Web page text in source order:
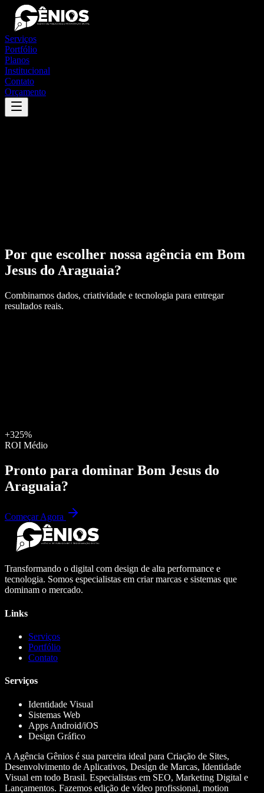
Serviços
Portfólio
Planos
Institucional
Contato
Orçamento
Por que escolher nossa agência em Bom
Jesus do Araguaia?
Combinamos dados, criatividade e tecnologia para entregar
resultados reais.
+325%
ROI Médio
Pronto para dominar Bom Jesus do
Araguaia?
Começar Agora
Transformando o digital com design de alta performance e
tecnologia. Somos especialistas em criar marcas e sistemas que
dominam o mercado.
Links
Serviços
Portfólio
Contato
Serviços
Identidade Visual
Sistemas Web
Apps Android/iOS
Design Gráfico
A Agência Gênios é sua parceira ideal para Criação de Sites,
Desenvolvimento de Aplicativos, Design de Marcas, Identidade
Visual em todo Brasil. Especialistas em SEO, Marketing Digital e
Lançamentos. Fazemos edição de vídeo profissional, motion